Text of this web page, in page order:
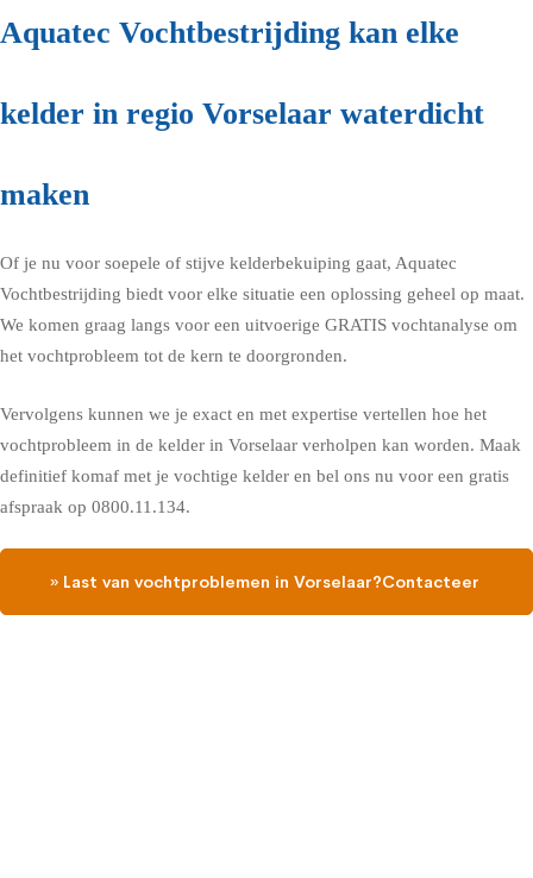
Aquatec Vochtbestrijding kan elke
kelder in regio Vorselaar waterdicht
maken
Of je nu voor soepele of stijve kelderbekuiping gaat, Aquatec
Vochtbestrijding biedt voor elke situatie een oplossing geheel op maat.
We komen graag langs voor een uitvoerige GRATIS vochtanalyse om
het vochtprobleem tot de kern te doorgronden.
Vervolgens kunnen we je exact en met expertise vertellen hoe het
vochtprobleem in de kelder in Vorselaar verholpen kan worden. Maak
definitief komaf met je vochtige kelder en bel ons nu voor een gratis
afspraak op 0800.11.134.
» Last van vochtproblemen in Vorselaar?Contacteer